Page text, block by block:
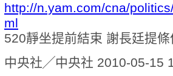
http://n.yam.com/cna/
ml
520靜坐提前結束 謝長廷提條
中央社╱中央社 2010-05-15